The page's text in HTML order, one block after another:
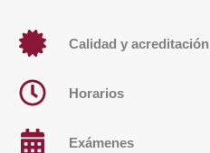
Calidad y acreditación
Horarios
Exámenes